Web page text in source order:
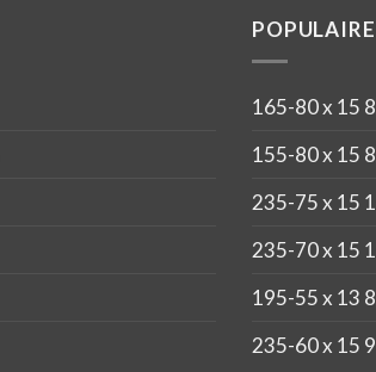
165-80 x 15
155-80 x 15
235-75 x 15
235-70 x 15
195-55 x 13
235-60 x 15